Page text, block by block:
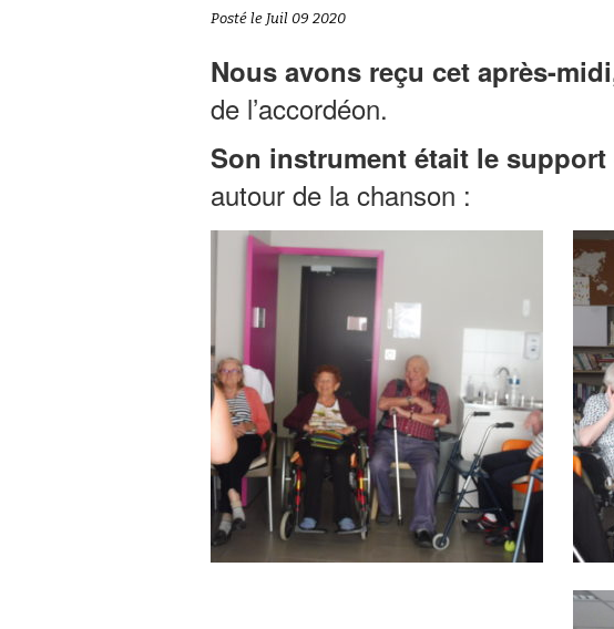
Posté le Juil 09 2020
Nous avons reçu cet après-
de l’accordéon.
Son instrument était le support
autour de la chanson :